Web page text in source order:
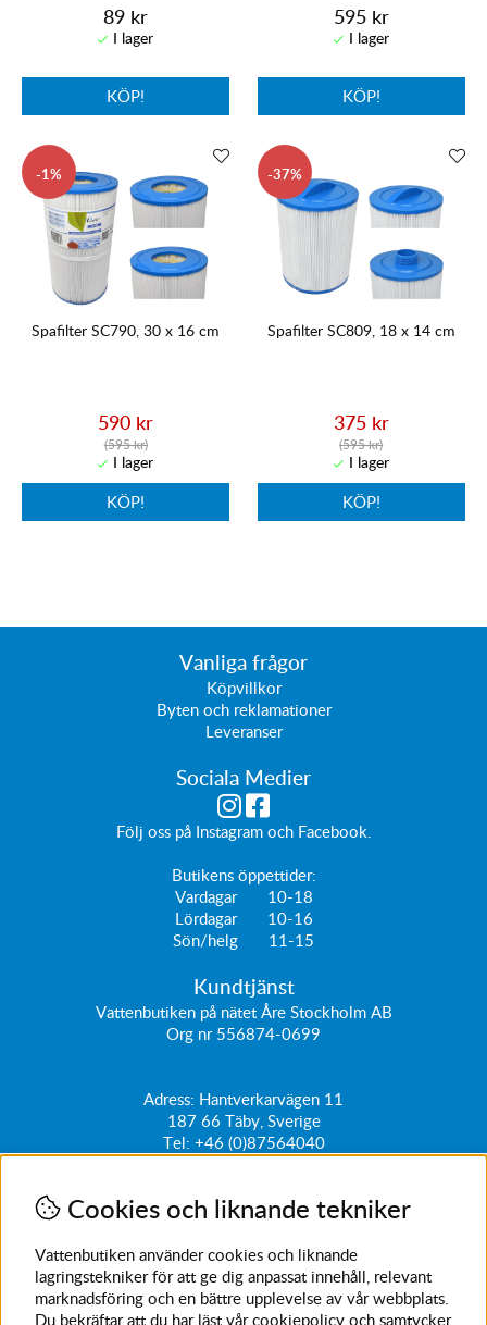
89 kr
KÖP!
595 kr
KÖP!
1
Spafilter SC790, 30 x 16 cm
590 kr
(595 kr)
KÖP!
37
Spafilter SC809, 18 x 14 cm
375 kr
(595 kr)
KÖP!
Vanliga frågor
Köpvillkor
Byten och reklamationer
Leveranser
Sociala Medier
Följ oss på Instagramoch Facebook.
Butikens öppettider:
Vardagar 10-18
Lördagar 10-16
Sön/helg 11-15
Kundtjänst
Vattenbutiken på nätet Åre Stockholm AB
Org nr 556874-0699
Adress: Hantverkarvägen 11
187 66 Täby, Sverige
Tel: +46 (0)87564040
Få vårt nyhetsbrev
Ange din e-post nedan för att ta del av nyheter och
erbjudanden
SKICKA
Cookies och liknande tekniker
Vattenbutiken använder cookies och liknande
lagringstekniker för att ge dig anpassat innehåll, relevant
marknadsföring och en bättre upplevelse av vår webbplats.
Du bekräftar att du har läst vår cookiepolicy och samtycker